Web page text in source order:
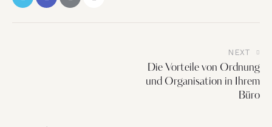
NEXT
Die Vorteile von Ordnung
und Organisation in Ihrem
Büro